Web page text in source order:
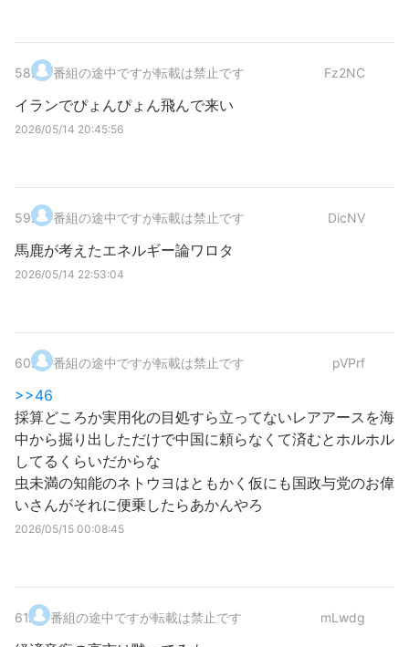
58. 番組の途中ですが転載は禁止です Fz2NC
イランでぴょんぴょん飛んで来い
2026/05/14 20:45:56
59. 番組の途中ですが転載は禁止です DicNV
馬鹿が考えたエネルギー論ワロタ
2026/05/14 22:53:04
60. 番組の途中ですが転載は禁止です pVPrf
>>46
採算どころか実用化の目処すら立ってないレアアースを海
中から掘り出しただけで中国に頼らなくて済むとホルホル
してるくらいだからな
虫未満の知能のネトウヨはともかく仮にも国政与党のお偉
いさんがそれに便乗したらあかんやろ
2026/05/15 00:08:45
61. 番組の途中ですが転載は禁止です mLwdg